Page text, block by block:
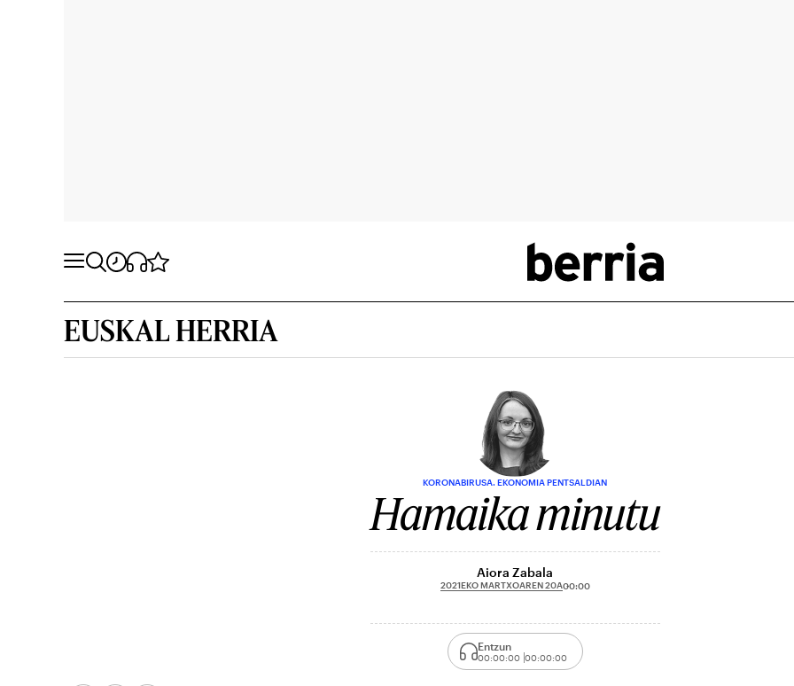
EUSKAL HERRIA
KORONABIRUSA. EKONOMIA PENTSALDIAN
Hamaika minutu
Aiora Zabala
2021EKO MARTXOAREN 20A00:00
Entzun
00:00:00 00:00:00